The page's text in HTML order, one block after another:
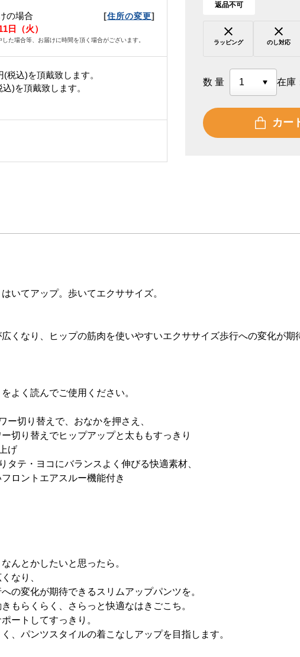
の場合 [住所の変更]
日（火）
た場合等、お届けに時間を頂く場合がございます。
(税込)を頂戴致します。
)を頂戴致します。
返品不可
ラッピング のし対応
数量 在庫
カー
いてアップ。歩いてエクササイズ。
くなり、ヒップの筋肉を使いやすいエクササイズ歩行への変化が期
よく読んでご使用ください。
切り替えで、おなかを押さえ、
切り替えでヒップアップと太ももすっきり
げ
テ・ヨコにバランスよく伸びる快適素材、
ロントエアスルー機能付き
んとかしたいと思ったら。
なり、
の変化が期待できるスリムアップパンツを。
もらくらく、さらっと快適なはきごこち。
ートしてすっきり。
、パンツスタイルの着こなしアップを目指します。